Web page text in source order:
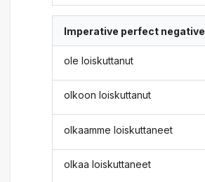
Imperative perfect
ole loiskuttanut
olkoon loiskuttanut
olkaamme loiskuttaneet
olkaa loiskuttaneet